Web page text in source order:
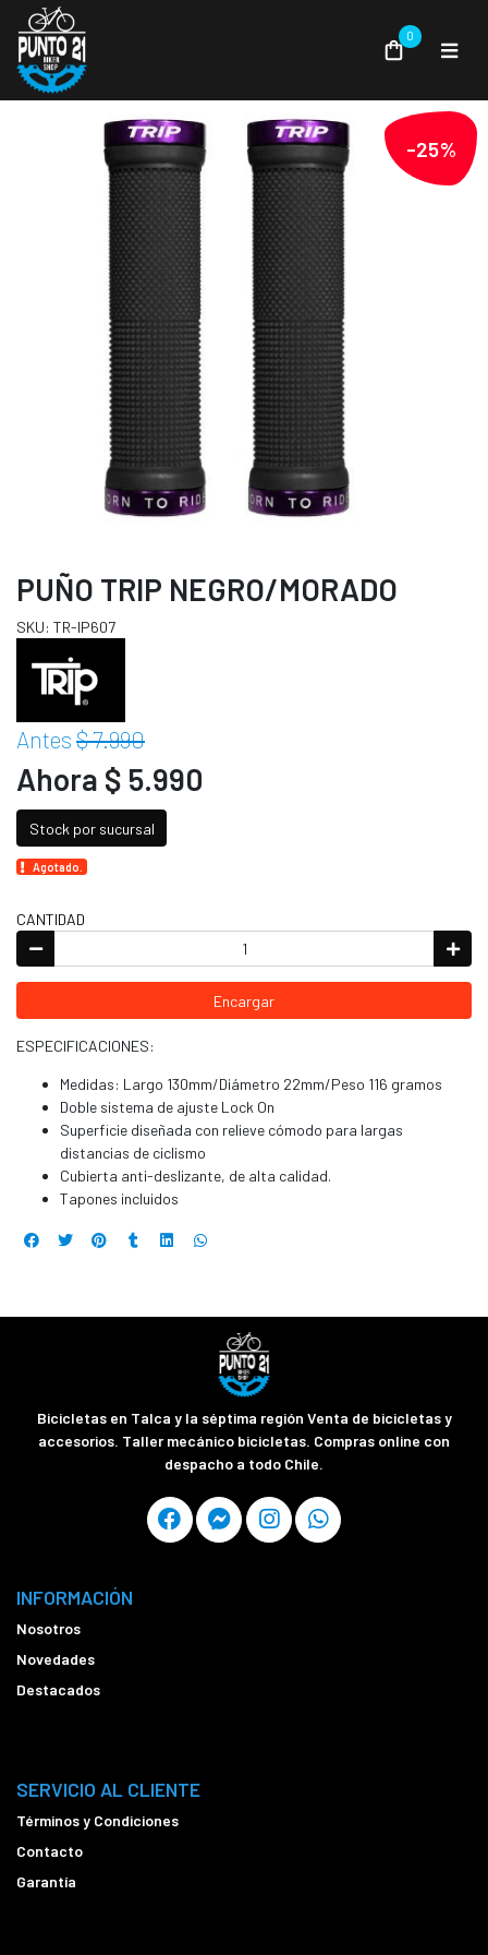
0
-25%
PUÑO TRIP NEGRO/MORADO
SKU: TR-IP607
Antes $ 7.990
Ahora $ 5.990
Stock por sucursal
Agotado.
CANTIDAD
Encargar
ESPECIFICACIONES:
Medidas: Largo 130mm/Diámetro 22mm/Peso 116 gramos
Doble sistema de ajuste Lock On
Superficie diseñada con relieve cómodo para largas
distancias de ciclismo
Cubierta anti-deslizante, de alta calidad.
Tapones incluidos
Bicicletas en Talca y la séptima región Venta de bicicletas y
accesorios. Taller mecánico bicicletas. Compras online con
despacho a todo Chile.
INFORMACIÓN
Nosotros
Novedades
Destacados
SERVICIO AL CLIENTE
Términos y Condiciones
Contacto
Garantía